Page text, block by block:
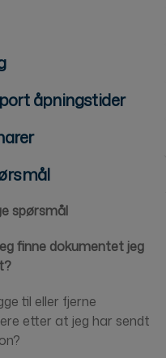
åpningstider
spørsmål
finne dokumentet jeg
til eller fjerne
etter at jeg har sendt